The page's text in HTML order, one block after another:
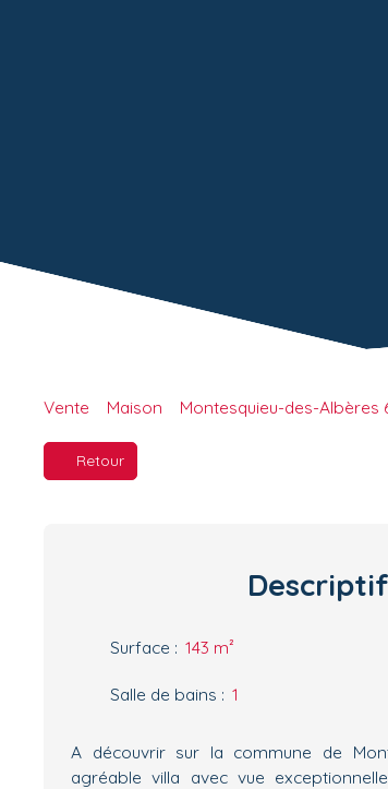
Vente Maison Montesquieu-des-Albères
Retour
Descriptif
Surface : 143 m²
Salle de bains : 1
A découvrir sur la commune de
agréable villa avec vue